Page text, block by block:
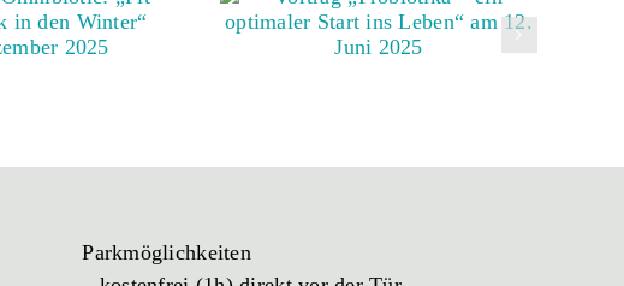
Parkmöglichkeiten